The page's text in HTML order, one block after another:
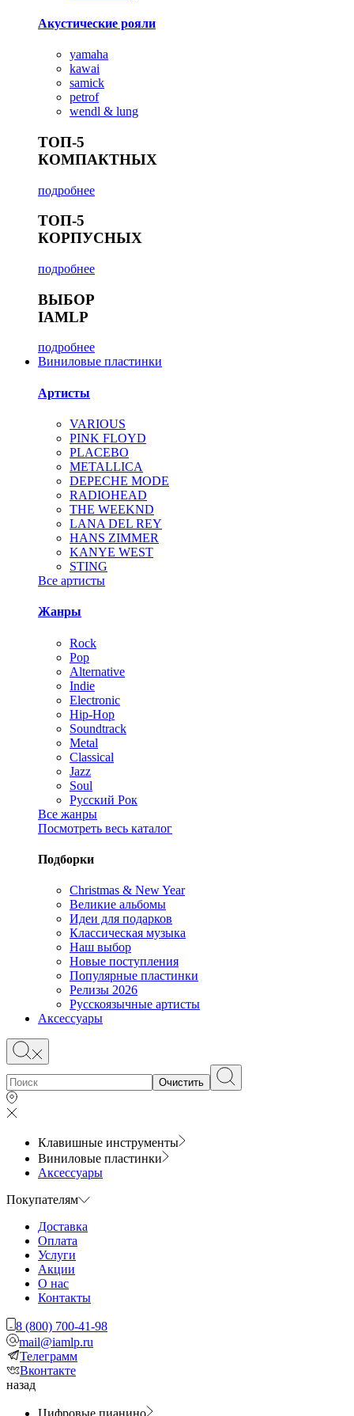
Акустические рояли
yamaha
kawai
samick
petrof
wendl & lung
ТОП-5
КОМПАКТНЫХ
подробнее
ТОП-5
КОРПУСНЫХ
подробнее
ВЫБОР
IAMLP
подробнее
Виниловые пластинки
Артисты
VARIOUS
PINK FLOYD
PLACEBO
METALLICA
DEPECHE MODE
RADIOHEAD
THE WEEKND
LANA DEL REY
HANS ZIMMER
KANYE WEST
STING
Все артисты
Жанры
Rock
Pop
Alternative
Indie
Electronic
Hip-Hop
Soundtrack
Metal
Classical
Jazz
Soul
Русский Рок
Все жанры
Посмотреть весь каталог
Подборки
Christmas & New Year
Великие альбомы
Идеи для подарков
Классическая музыка
Наш выбор
Новые поступления
Популярные пластинки
Релизы 2026
Русскоязычные артисты
Аксессуары
Очистить
Клавишные инструменты
Виниловые пластинки
Аксессуары
Покупателям
Доставка
Оплата
Услуги
Акции
О нас
Контакты
8 (800) 700-41-98
mail@iamlp.ru
Телеграмм
Вконтакте
назад
Цифровые пианино